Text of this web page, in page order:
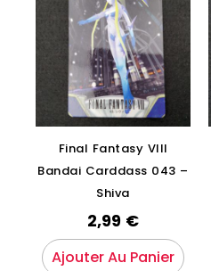
Final Fantasy VIII
Bandai Carddass 043 –
Shiva
2,99 €
Ajouter Au Panier